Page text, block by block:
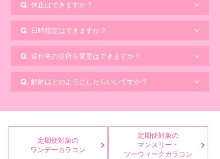
休止はできますか？
日時指定はできますか？
送付先の住所を変更はできますか？
解約はどのようにしたらいいですか？
定期便対象の
ワンデーカラコン
定期便対象の
マンスリー・
ツーウィークカラコン